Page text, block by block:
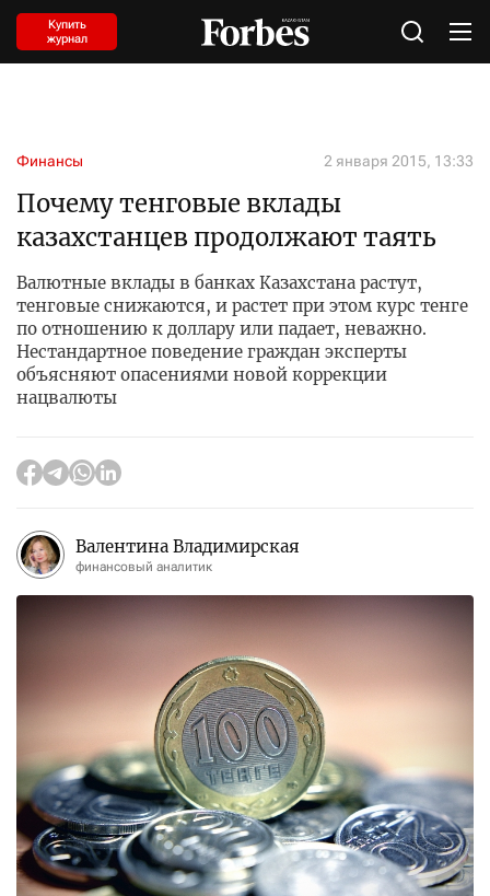
Купить
журнал
Финансы 2 января 2015, 13:33
Почему тенговые вклады
казахстанцев продолжают таять
Валютные вклады в банках Казахстана растут,
тенговые снижаются, и растет при этом курс тенге
по отношению к доллару или падает, неважно.
Нестандартное поведение граждан эксперты
объясняют опасениями новой коррекции
нацвалюты
Валентина Владимирская
финансовый аналитик